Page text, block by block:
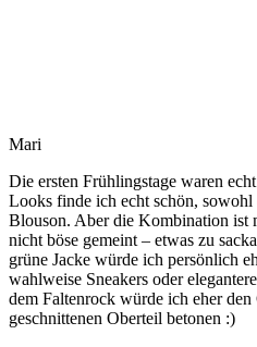
Mari
Die ersten Frühlingstage waren
Looks finde ich echt schön, sowohl
Blouson. Aber die Kombination ist
nicht böse gemeint – etwas zu
grüne Jacke würde ich persönlich
wahlweise Sneakers oder
dem Faltenrock würde ich eher
geschnittenen Oberteil betonen :)